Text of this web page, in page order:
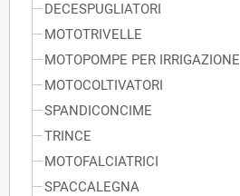
DECESPUGLIATORI
MOTOTRIVELLE
MOTOPOMPE PER IRRIGAZIONE
MOTOCOLTIVATORI
SPANDICONCIME
TRINCE
MOTOFALCIATRICI
SPACCALEGNA